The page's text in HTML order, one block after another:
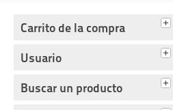
Carrito de la compra
Usuario
Buscar un producto